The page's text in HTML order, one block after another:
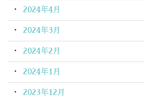
2024年4月
2024年3月
2024年2月
2024年1月
2023年12月